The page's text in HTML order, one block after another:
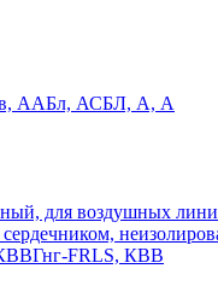
ААБл, АСБЛ, А, А
для воздушных
FRLS, КВВ